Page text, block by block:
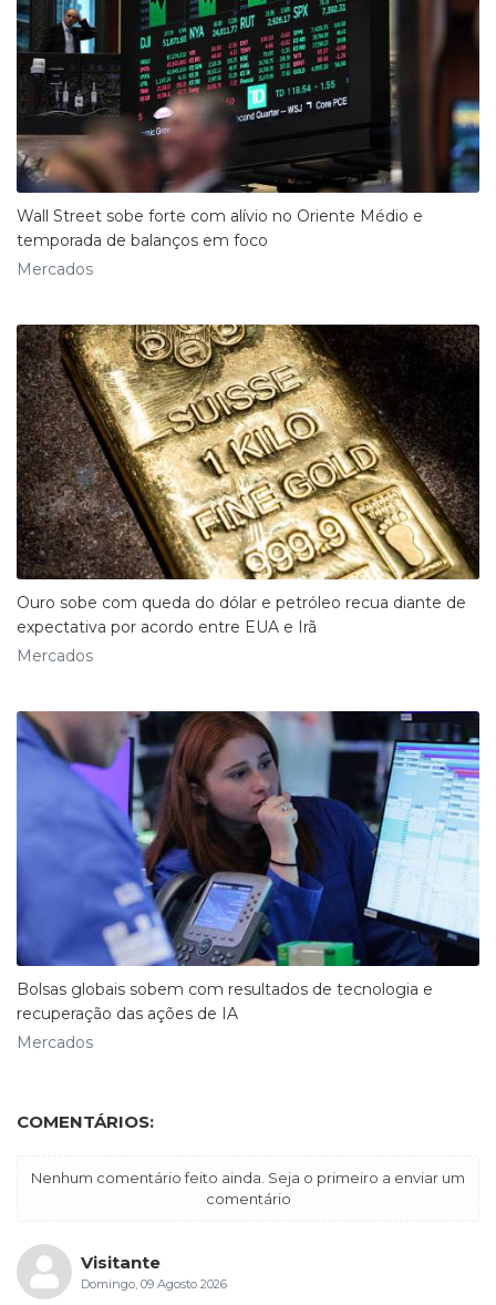
Wall Street sobe forte com alívio no Oriente Médio e
temporada de balanços em foco
Mercados
Ouro sobe com queda do dólar e petróleo recua diante de
expectativa por acordo entre EUA e Irã
Mercados
Bolsas globais sobem com resultados de tecnologia e
recuperação das ações de IA
Mercados
COMENTÁRIOS:
Nenhum comentário feito ainda. Seja o primeiro a enviar um
comentário
Visitante
Domingo, 09 Agosto 2026